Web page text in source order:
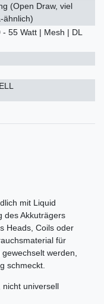
(Open Draw, viel
ähnlich)
55 Watt | Mesh | DL
mit Liquid
des Akkuträgers
Heads, Coils oder
für
werden,
schmeckt.
nicht universell